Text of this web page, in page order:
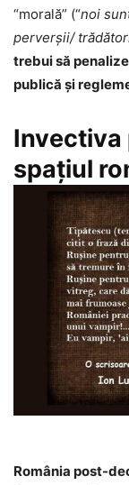
“morală” (“noi
perverșii/
trebui să
publică și
Invectiva
spaţiul
România post-